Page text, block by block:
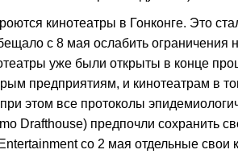
кинотеатры в Гонконге. Это
с 8 мая ослабить
уже были открыты в конце
предприятиям, и кинотеатрам в
этом все протоколы
Drafthouse) предпочли сохранить
со 2 мая отдельные свои